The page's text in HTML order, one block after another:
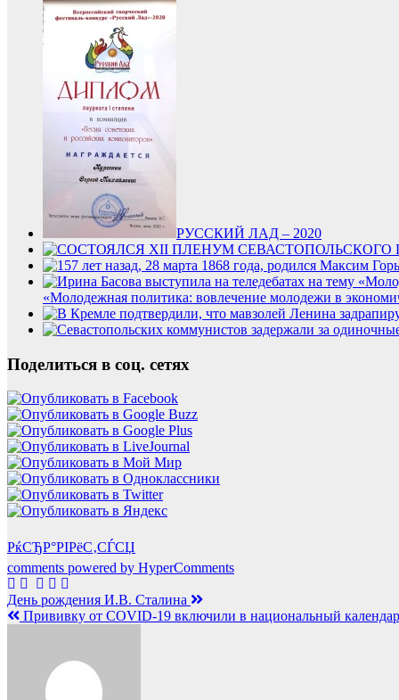
РУССКИЙ ЛАД – 2020
«Молодежная политика: вовлечение молодежи в
Поделиться в соц. сетях
РќСЂР°РІРёС‚СЃСЏ
comments powered by HyperComments
Навигация
по
День рождения И.В. Сталина
Прививку от COVID-19 включили в национальный